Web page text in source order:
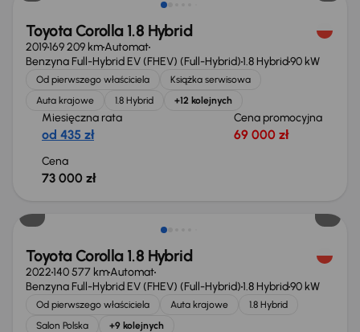
Toyota Corolla 1.8 Hybrid
2019169 209 kmAutomat
Benzyna Full-Hybrid EV (FHEV) (Full-Hybrid)1.8 Hybrid90 kW
Od pierwszego właściciela
Książka serwisowa
Auta krajowe
1.8 Hybrid +12 kolejnych
Miesięczna rata
od 435 zł
Cena promocyjna
69 000 zł
Cena
73 000 zł
Toyota Corolla 1.8 Hybrid
2022140 577 kmAutomat
Benzyna Full-Hybrid EV (FHEV) (Full-Hybrid)1.8 Hybrid90 kW
Od pierwszego właściciela Auta krajowe
1.8 Hybrid
Salon Polska
+9 kolejnych